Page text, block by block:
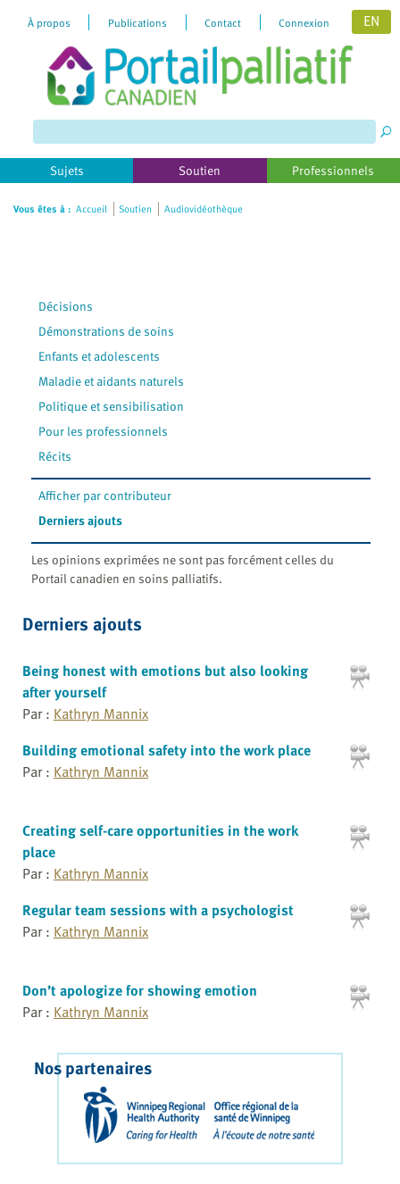
website
includes
an
accessibility
À propos Publications Contact Connexion EN
Sujets Soutien Professionnels
Vous êtes à : Accueil Soutien Audiovidéothèque
Décisions
Démonstrations de soins
Enfants et adolescents
Maladie et aidants naturels
Politique et sensibilisation
Pour les professionnels
Récits
Afficher par contributeur
Derniers ajouts
Les opinions exprimées ne sont pas forcément celles du
Portail canadien en soins palliatifs.
Derniers ajouts
Being honest with emotions but also looking
after yourself
Par : Kathryn Mannix
Building emotional safety into the work place
Par : Kathryn Mannix
Creating self-care opportunities in the work
place
Par : Kathryn Mannix
Regular team sessions with a psychologist
Par : Kathryn Mannix
Don’t apologize for showing emotion
Par : Kathryn Mannix
Nos partenaires